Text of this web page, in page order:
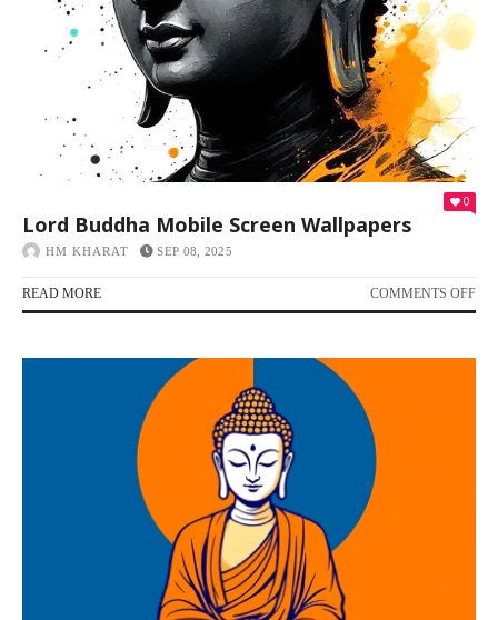
0
Lord Buddha Mobile Screen Wallpapers
HM KHARAT SEP 08, 2025
READ MORE COMMENTS OFF